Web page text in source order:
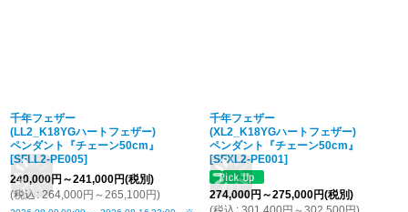
千年フェザー
(LL2_K18YGハートフェザー)
ペンダント『チェーン50cm』
[SFLL2-PE005]
240,000円 ～241,000円(税別)
(税込: 264,000円 ～265,100円)
千年フェザー
(XL2_K18YGハートフェザー)
ペンダント『チェーン50cm』
[SFXL2-PE001]
274,000円 ～275,000円(税別)